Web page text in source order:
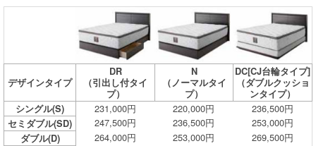
デザインタイプ
DR
（引出し付タイ
プ）
N
（ノーマルタイ
プ）
DC[CJ台輪タイプ]
（ダブルクッショ
ンタイプ）
シングル(S)
231,000円 220,000円 236,500円
セミダブル(SD) 247,500円 236,500円 253,000円
ダブル(D) 264,000円 253,000円 269,500円